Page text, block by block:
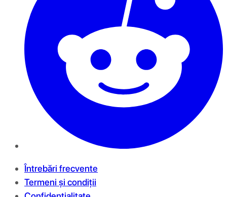
Întrebări frecvente
Termeni și condiții